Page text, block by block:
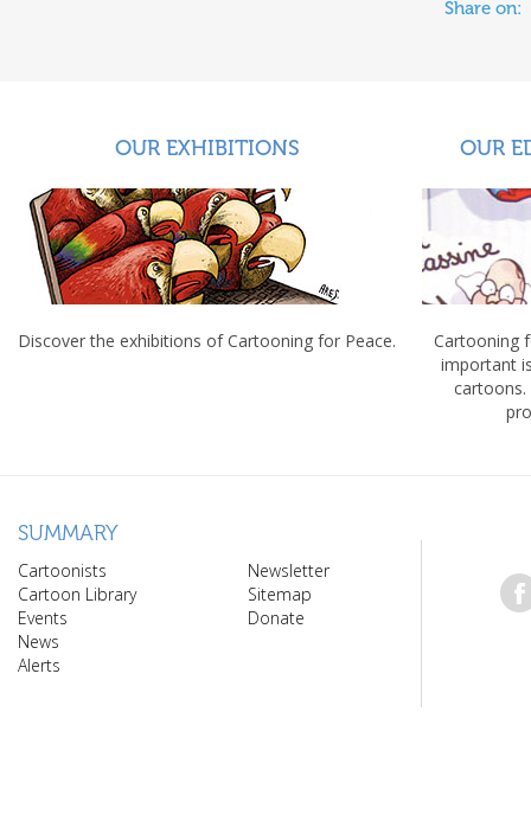
Share on:
OUR EXHIBITIONS
Discover the exhibitions of Cartooning for Peace.
OUR
Cartooning
important
cartoons.
SUMMARY
Cartoonists
Cartoon Library
Events
News
Alerts
Newsletter
Sitemap
Donate